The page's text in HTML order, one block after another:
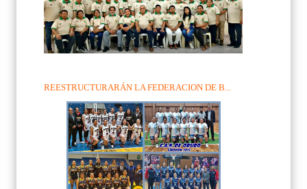
REESTRUCTURARÁN LA FEDERACION DE B...